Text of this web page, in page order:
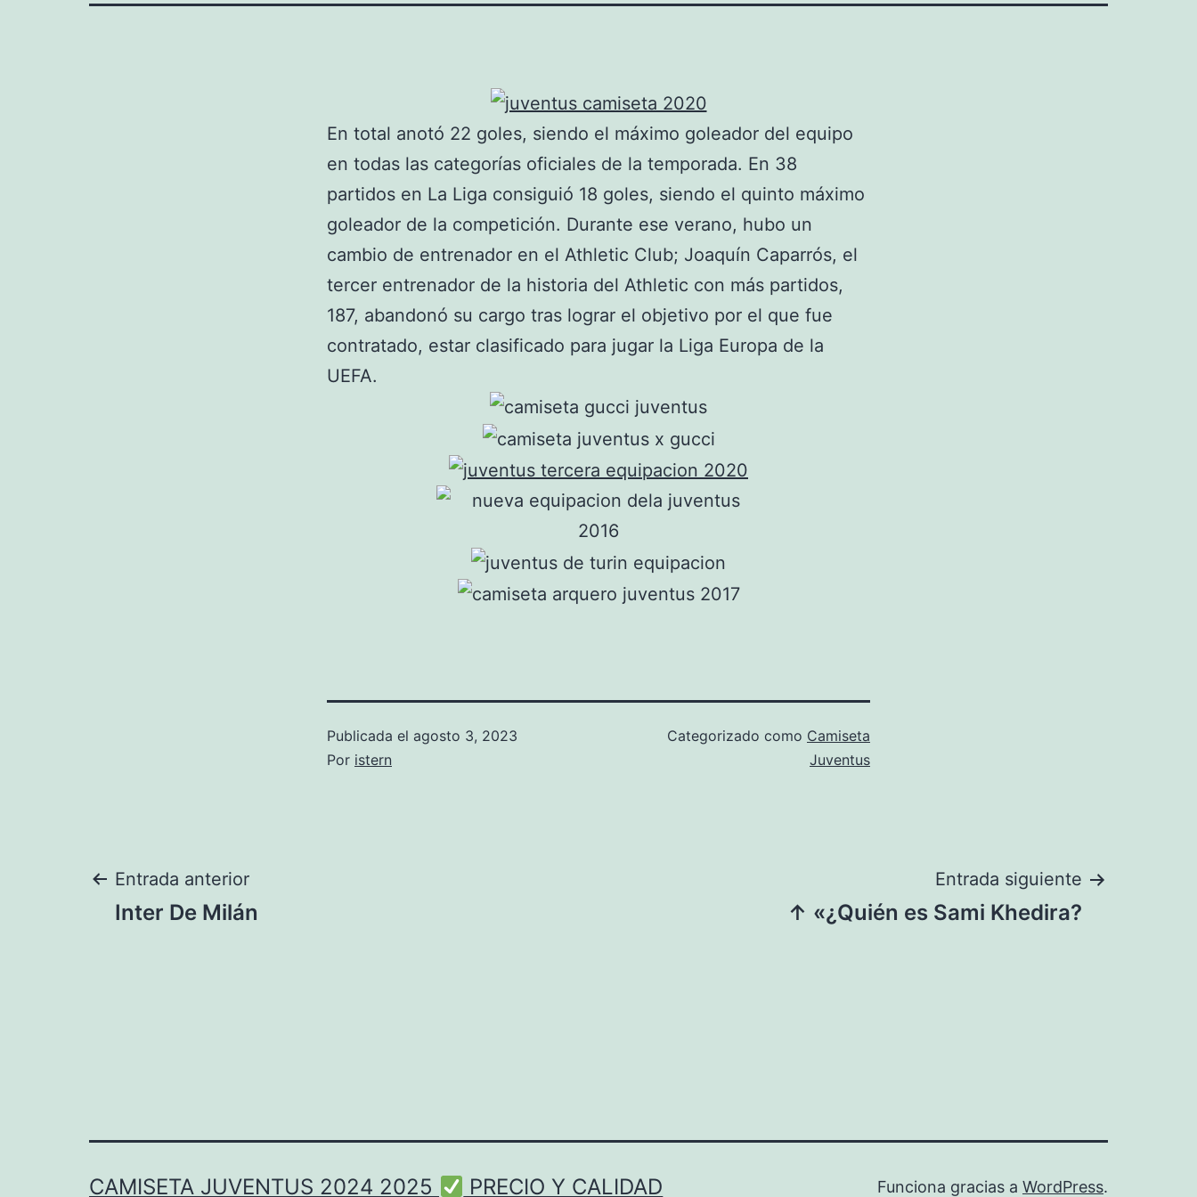
En total anotó 22 goles, siendo el máximo goleador del equipo
en todas las categorías oficiales de la temporada. En 38
partidos en La Liga consiguió 18 goles, siendo el quinto máximo
goleador de la competición. Durante ese verano, hubo un
cambio de entrenador en el Athletic Club; Joaquín Caparrós, el
tercer entrenador de la historia del Athletic con más partidos,
187, abandonó su cargo tras lograr el objetivo por el que fue
contratado, estar clasificado para jugar la Liga Europa de la
UEFA.
Publicada el agosto 3, 2023
Por istern
Categorizado como Camiseta
Juventus
Navegación
Entrada anterior
Inter De Milán
Entrada siguiente
↑ «¿Quién es Sami Khedira?
CAMISETA JUVENTUS 2024 2025 PRECIO Y CALIDAD Funciona gracias a WordPress.